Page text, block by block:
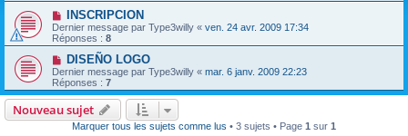
INSCRIPCION
Dernier message par Type3willy « ven. 24 avr. 2009 17:34
Réponses : 8
DISEÑO LOGO
Dernier message par Type3willy « mar. 6 janv. 2009 22:23
Réponses : 7
Nouveau sujet
Marquer tous les sujets comme lus • 3 sujets • Page 1 sur 1